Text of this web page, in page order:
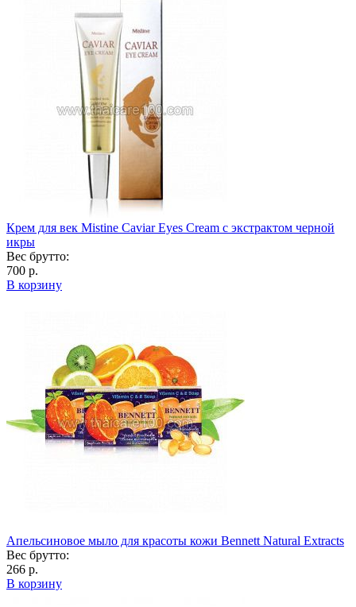
Крем для век Mistine Caviar Eyes Cream с экстрактом черной
икры
Вес брутто:
700 р.
В корзину
Апельсиновое мыло для красоты кожи Bennett Natural Extracts
Вес брутто:
266 р.
В корзину